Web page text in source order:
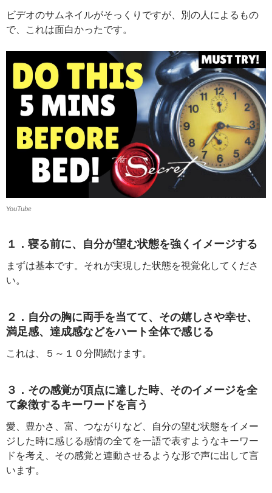
ビデオのサムネイルがそっくりですが、別の人によるもの
で、これは面白かったです。
YouTube
１．寝る前に、自分が望む状態を強くイメージする
まずは基本です。それが実現した状態を視覚化してくださ
い。
２．自分の胸に両手を当てて、その嬉しさや幸せ、
満足感、達成感などをハート全体で感じる
これは、５～１０分間続けます。
３．その感覚が頂点に達した時、そのイメージを全
て象徴するキーワードを言う
愛、豊かさ、富、つながりなど、自分の望む状態をイメー
ジした時に感じる感情の全てを一語で表すようなキーワー
ドを考え、その感覚と連動させるような形で声に出して言
います。